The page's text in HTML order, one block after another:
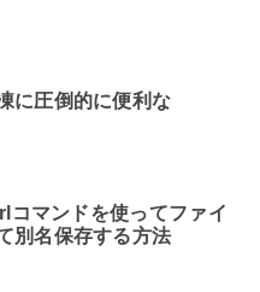
に圧倒的に便利な
コマンドを使ってファイ
別名保存する方法